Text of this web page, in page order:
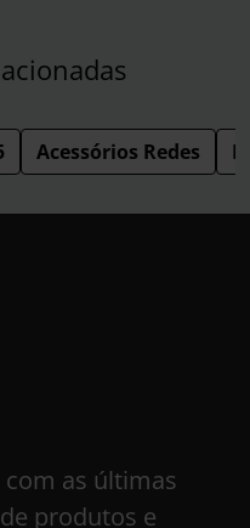
Acessórios Redes
as últimas
produtos e